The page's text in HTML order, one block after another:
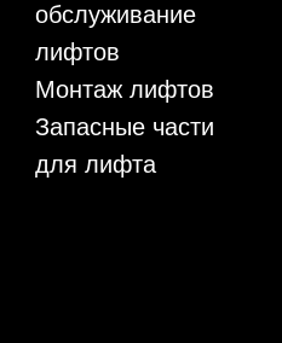
обслуживание
лифтов
Монтаж лифтов
Запасные части
для лифта